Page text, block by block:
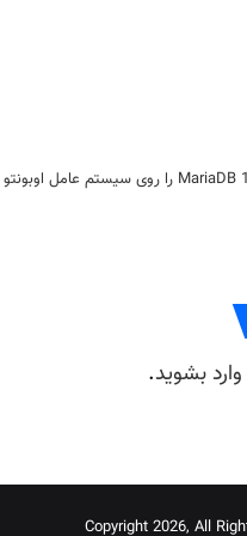
وارد بشوید.